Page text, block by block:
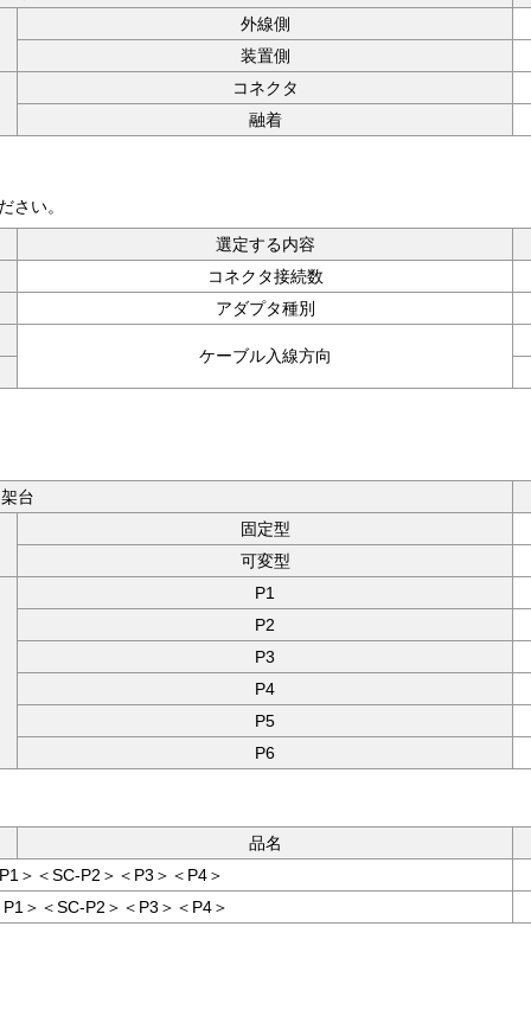
外線側
装置側
コネクタ
融着
さい。
選定する内容
コネクタ接続数
アダプタ種別
ケーブル入線方向
架台
固定型
可変型
P1
P2
P3
P4
P5
P6
品名
＞＜SC-P2＞＜P3＞＜P4＞
＞＜SC-P2＞＜P3＞＜P4＞